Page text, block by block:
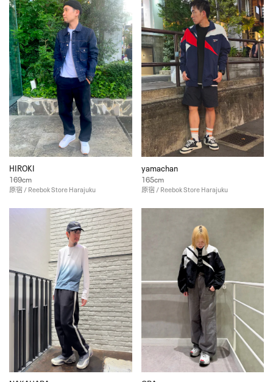
HIROKI
169cm
原宿 / Reebok Store Harajuku
yamachan
165cm
原宿 / Reebok Store Harajuku